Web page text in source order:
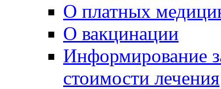
О платных
О вакцинации
Информирование
стоимости лечения